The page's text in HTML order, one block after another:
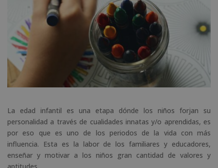
La edad infantil es una etapa dónde los niños forjan su
personalidad a través de cualidades innatas y/o aprendidas, es
por eso que es uno de los periodos de la vida con más
influencia. Esta es la labor de los familiares y educadores,
enseñar y motivar a los niños gran cantidad de valores y